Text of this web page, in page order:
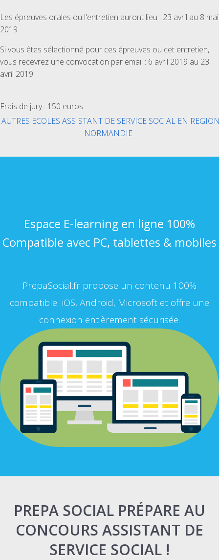
Les épreuves orales ou l'entretien auront lieu : 23 avril au 8 mai
2019
Si vous êtes sélectionné pour ces épreuves ou cet entretien,
vous recevrez une convocation par email : 6 avril 2019 au 23
avril 2019
Frais de jury : 150 euros
AUTRES ECOLES ASSISTANT DE SERVICE SOCIAL EN
NORMANDIE
Espace E-learning en ligne 100%
Compatible avec PC, tablettes & mobiles
PrepaSocial.fr propose un contenu 100%
compatible iOS, Android, Microsoft et offre une
connexion entièrement sécurisée.
PREPA SOCIAL PRÉPARE AU
CONCOURS ASSISTANT DE
SERVICE SOCIAL !